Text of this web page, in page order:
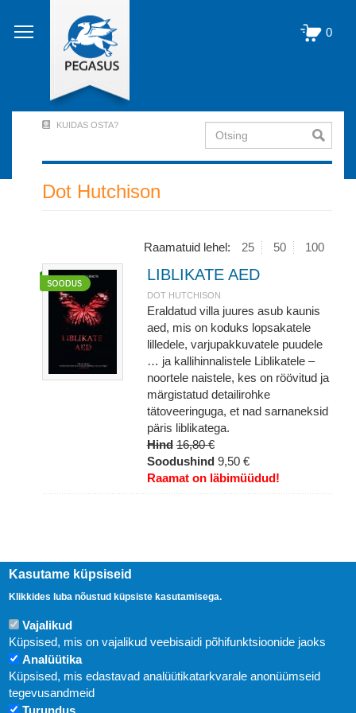
edasi
põhisisu
0
Account
Menu
KUIDAS OSTA? Otsing
Dot Hutchison
Raamatuid lehel: 25 50 100
LIBLIKATE AED
DOT HUTCHISON
Eraldatud villa juures asub kaunis
aed, mis on koduks lopsakatele
lilledele, varjupakkuvatele puudele
… ja kallihinnalistele Liblikatele –
noortele naistele, kes on röövitud ja
märgistatud detailirohke
tätoveeringuga, et nad sarnaneksid
päris liblikatega.
Hind 16,80 €
Soodushind 9,50 €
Raamat on läbimüüdud!
Uudised
Kasutame küpsiseid
Klikkides luba nõustud küpsiste kasutamisega.
Vajalikud
Küpsised, mis on vajalikud veebisaidi põhifunktsioonide jaoks
Analüütika
Küpsised, mis edastavad analüütikatarkvarale anonüümseid
tegevusandmeid
Turundus